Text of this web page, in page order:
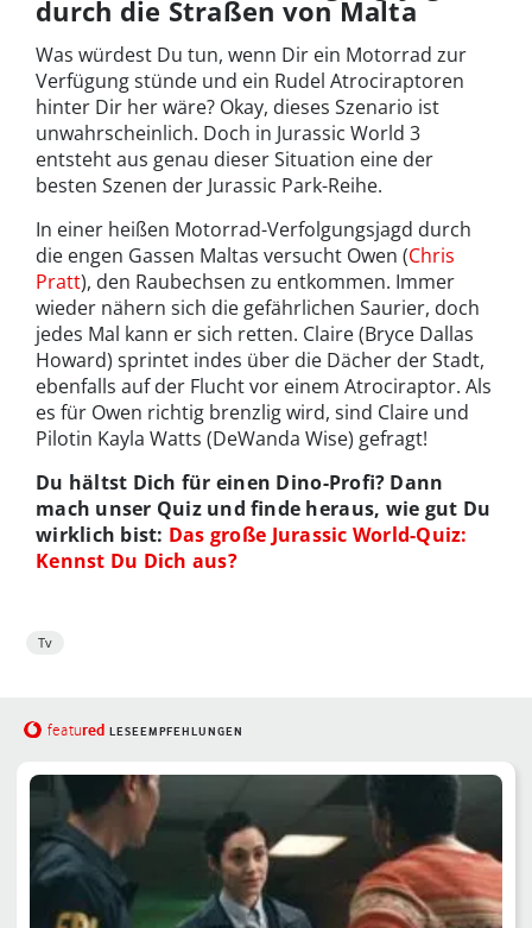
durch die Straßen von Malta
Was würdest Du tun, wenn Dir ein Motorrad zur
Verfügung stünde und ein Rudel Atrociraptoren
hinter Dir her wäre? Okay, dieses Szenario ist
unwahrscheinlich. Doch in Jurassic World 3
entsteht aus genau dieser Situation eine der
besten Szenen der Jurassic Park-Reihe.
In einer heißen Motorrad-Verfolgungsjagd durch
die engen Gassen Maltas versucht Owen (Chris
Pratt), den Raubechsen zu entkommen. Immer
wieder nähern sich die gefährlichen Saurier, doch
jedes Mal kann er sich retten. Claire (Bryce Dallas
Howard) sprintet indes über die Dächer der Stadt,
ebenfalls auf der Flucht vor einem Atrociraptor. Als
es für Owen richtig brenzlig wird, sind Claire und
Pilotin Kayla Watts (DeWanda Wise) gefragt!
Du hältst Dich für einen Dino-Profi? Dann
mach unser Quiz und finde heraus, wie gut Du
wirklich bist: Das große Jurassic World-Quiz:
Kennst Du Dich aus?
Tv
featured LESEEMPFEHLUNGEN